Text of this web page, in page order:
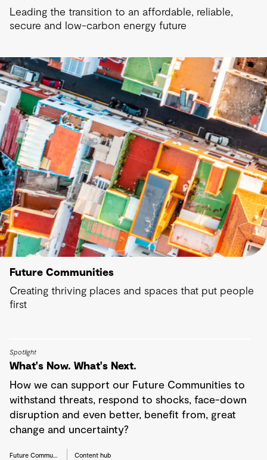
Leading the transition to an affordable, reliable,
secure and low-carbon energy future
Future Communities
Creating thriving places and spaces that put people
first
Spotlight
What's Now. What's Next.
How we can support our Future Communities to
withstand threats, respond to shocks, face-down
disruption and even better, benefit from, great
change and uncertainty?
Future Communities Content hub